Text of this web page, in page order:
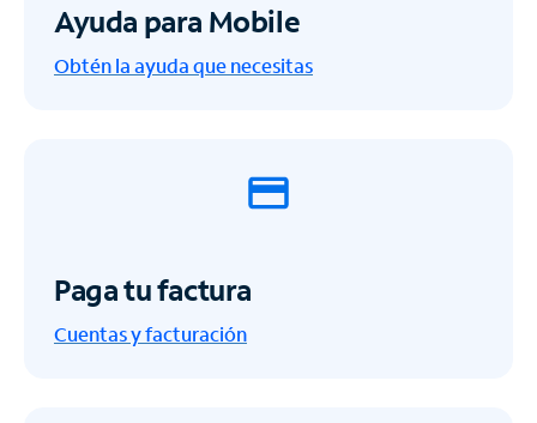
Ayuda para Mobile
Obtén la ayuda que necesitas
Paga tu factura
Cuentas y facturación